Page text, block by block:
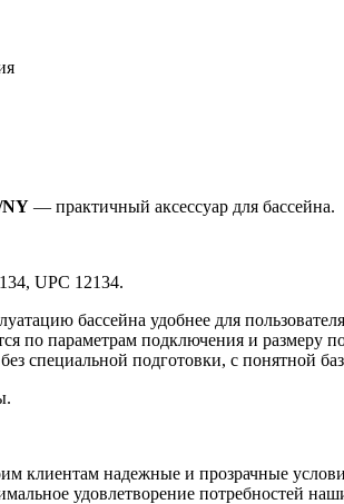
NY — практичный аксессуар для бассейна.
UPC 12134.
бассейна удобнее для
по параметрам подключения и размеру
специальной подготовки, с понятной
клиентам надежные и прозрачные
удовлетворение потребностей